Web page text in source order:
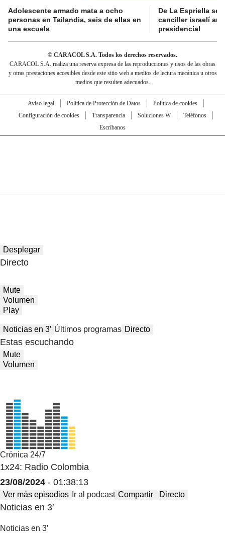
Adolescente armado mata a ocho
personas en Tailandia, seis de ellas en
una escuela
De La Espriella se
canciller israelí
presidencial
© CARACOL S.A. Todos los derechos reservados.
CARACOL S.A. realiza una reserva expresa de las reproducciones y usos de las obras
y otras prestaciones accesibles desde este sitio web a medios de lectura mecánica u otros
medios que resulten adecuados.
Aviso legal Política de Protección de Datos
Política de cookies
Configuración de cookies
Transparencia Soluciones W
Teléfonos
Escríbanos
Desplegar
Directo
Mute
Volumen
Play
Noticias en 3′ Últimos programas Directo
Estas escuchando
Mute
Volumen
Crónica 24/7
1x24: Radio Colombia
23/08/2024 - 01:38:13
Ver más episodios Ir al podcast Compartir Directo
Noticias en 3′
Noticias en 3′